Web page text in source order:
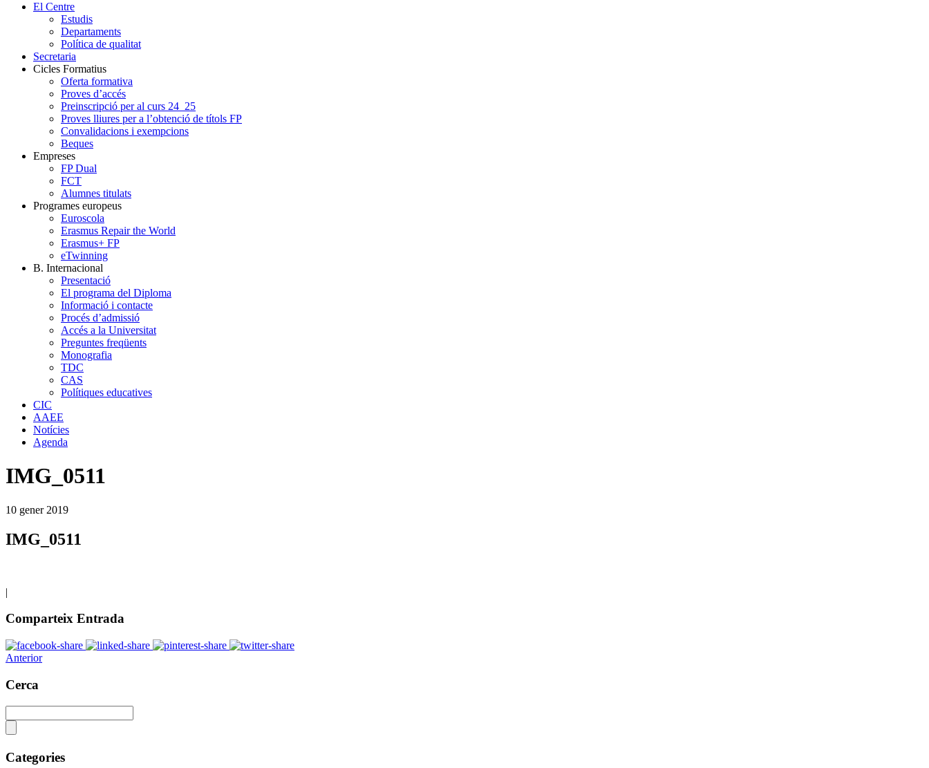
El Centre
Estudis
Departaments
Política de qualitat
Secretaria
Cicles Formatius
Oferta formativa
Proves d’accés
Preinscripció per al curs 24_25
Proves lliures per a l’obtenció de títols FP
Convalidacions i exempcions
Beques
Empreses
FP Dual
FCT
Alumnes titulats
Programes europeus
Euroscola
Erasmus Repair the World
Erasmus+ FP
eTwinning
B. Internacional
Presentació
El programa del Diploma
Informació i contacte
Procés d’admissió
Accés a la Universitat
Preguntes freqüents
Monografia
TDC
CAS
Polítiques educatives
CIC
AAEE
Notícies
Agenda
IMG_0511
10 gener 2019
IMG_0511
|
Comparteix Entrada
Anterior
Cerca
Categories